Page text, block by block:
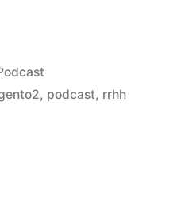
, podcast, rrhh